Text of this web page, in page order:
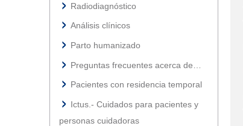
Radiodiagnóstico
Análisis clínicos
Parto humanizado
Preguntas frecuentes acerca de…
Pacientes con residencia temporal
Ictus.- Cuidados para pacientes y
personas cuidadoras